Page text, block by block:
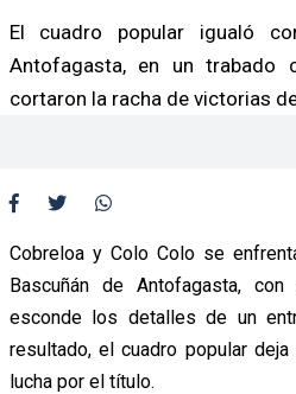
El cuadro popular igualó
Antofagasta, en un trabado
cortaron la racha de victorias
Cobreloa y Colo Colo se
Bascuñán de Antofagasta,
esconde los detalles de un
resultado, el cuadro popular
lucha por el título.